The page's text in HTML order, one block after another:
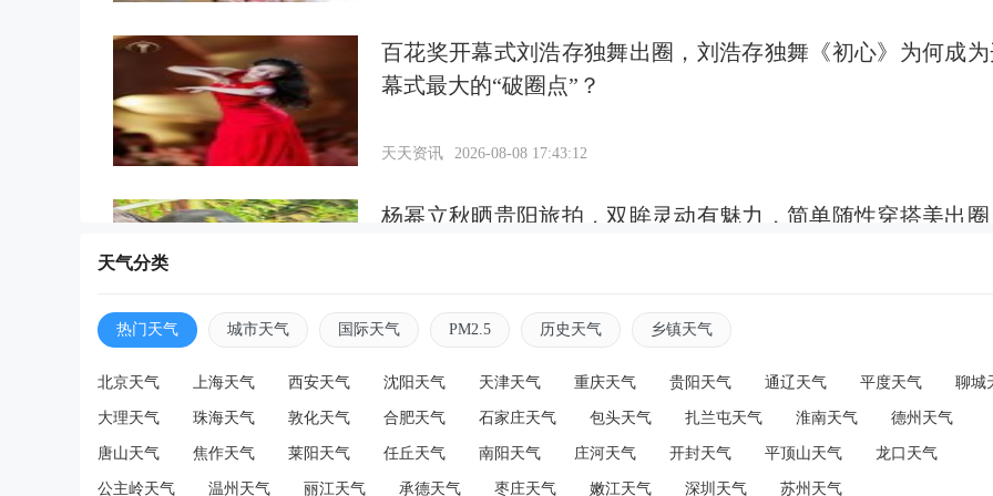
百花奖开幕式刘浩存独舞出圈，刘浩存独舞《初心》为何成
幕式最大的“破圈点”？
天天资讯 2026-08-08 17:43:12
杨幂立秋晒贵阳旅拍，双眸灵动有魅力，简单随性穿搭美出圈
2026-08-08 17:40:38
张凌赫自曝身高1米89，称“睡酒店一直脚在外面”
天天资讯 2026-08-08 17:39:17
天气分类
热门天气 城市天气 国际天气 PM2.5 历史天气 乡镇天气
北京天气 上海天气 西安天气 沈阳天气 天津天气 重庆天气 贵阳天气 通辽天气 平度天气 聊城
大理天气 珠海天气 敦化天气 合肥天气 石家庄天气 包头天气 扎兰屯天气 淮南天气 德州天气
唐山天气 焦作天气 莱阳天气 任丘天气 南阳天气 庄河天气 开封天气 平顶山天气 龙口天气
公主岭天气 温州天气 丽江天气 承德天气 枣庄天气 嫩江天气 深圳天气 苏州天气